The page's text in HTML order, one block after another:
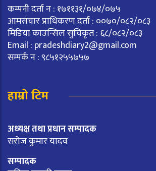
कम्पनी दर्ता न : १७११३१/०७४/०७५
आमसंचार प्राधिकरण दर्ता : ००७०/०८२/०८३
मिडिया काउन्सिल सुचिकृत : ६८/०८२/०८३
Email : pradeshdiary2@gmail.com
सम्पर्क न : ९८५१२५५७५७
हाम्रो टिम
अध्यक्ष तथा प्रधान सम्पादक
सरोज कुमार यादव
सम्पादक